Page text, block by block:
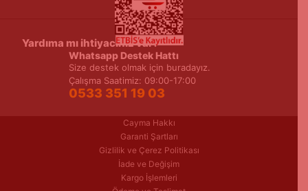
Yardıma mı ihtiyacınız var?
Whatsapp Destek Hattı
Size destek olmak için buradayız.
Çalışma Saatimiz: 09:00-17:00
0533 351 19 03
Cayma Hakkı
Garanti Şartları
Gizlilik ve Çerez Politikası
İade ve Değişim
Kargo İşlemleri